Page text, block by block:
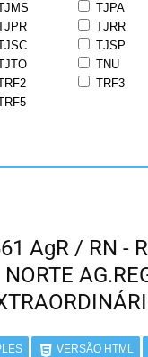
TJPA
TJRR
TJSP
TNU
TRF3
AgR / RN -
VERSÃO HTML